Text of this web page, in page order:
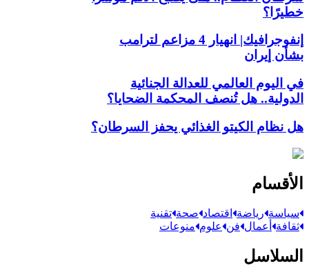
خطيرًا؟
إنفوجرافيك| انهيار 4 مزاعم لترامب
بشأن إيران
في اليوم العالمي للعدالة الجنائية
الدولية.. هل تُنصف المحكمة الضحايا؟
هل نظام الكيتو الغذائي يحفز السرطان؟
الأقسام
سياسة رياضة اقتصاد صحة تقنية
ثقافة أعمال فن علوم منوعات
السلاسل